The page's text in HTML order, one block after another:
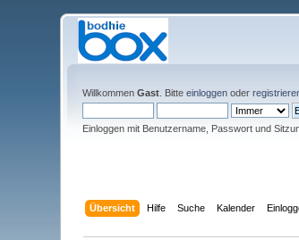
WillkommenGast . Bitteeinloggen oder
Einloggen mit Benutzername, Passwort und
Übersicht Hilfe Suche Kalender